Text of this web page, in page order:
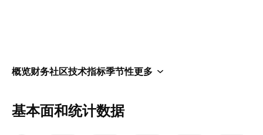
概览财务社区技术指标季节性更多
基本面和统计数据